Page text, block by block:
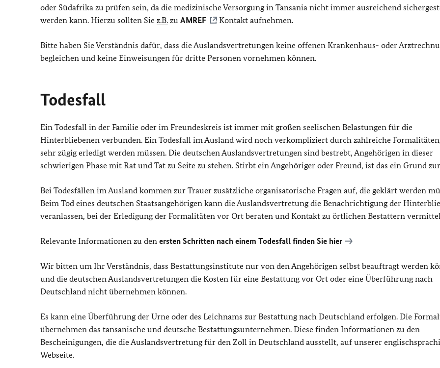
oder Südafrika zu prüfen sein, da die medizinische Versorgung in Tansania nicht immer ausreichend
werden kann. Hierzu sollten Sie z.B. zu AMREF Kontakt aufnehmen.
Bitte haben Sie Verständnis dafür, dass die Auslandsvertretungen keine offenen Krankenhaus- oder
begleichen und keine Einweisungen für dritte Personen vornehmen können.
Todesfall
Ein Todesfall in der Familie oder im Freundeskreis ist immer mit großen seelischen Belastungen für die
Hinterbliebenen verbunden. Ein Todesfall im Ausland wird noch verkompliziert durch zahlreiche
sehr zügig erledigt werden müssen. Die deutschen Auslandsvertretungen sind bestrebt, Angehörigen in dieser
schwierigen Phase mit Rat und Tat zu Seite zu stehen. Stirbt ein Angehöriger oder Freund, ist das ein Grund
Bei Todesfällen im Ausland kommen zur Trauer zusätzliche organisatorische Fragen auf, die geklärt werden
Beim Tod eines deutschen Staatsangehörigen kann die Auslandsvertretung die Benachrichtigung der
veranlassen, bei der Erledigung der Formalitäten vor Ort beraten und Kontakt zu örtlichen Bestattern
Relevante Informationen zu den ersten Schritten nach einem Todesfall finden Sie hier
Wir bitten um Ihr Verständnis, dass Bestattungsinstitute nur von den Angehörigen selbst beauftragt werden
und die deutschen Auslandsvertretungen die Kosten für eine Bestattung vor Ort oder eine Überführung nach
Deutschland nicht übernehmen können.
Es kann eine Überführung der Urne oder des Leichnams zur Bestattung nach Deutschland erfolgen. Die
übernehmen das tansanische und deutsche Bestattungsunternehmen. Diese finden Informationen zu den
Bescheinigungen, die die Auslandsvertretung für den Zoll in Deutschland ausstellt, auf unserer
Webseite.